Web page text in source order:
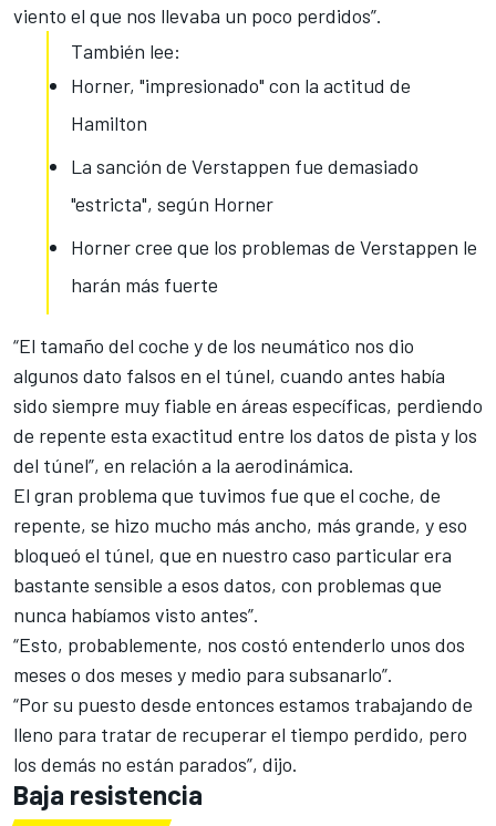
viento el que nos llevaba un poco perdidos”.
También lee:
Horner, "impresionado" con la actitud de
Hamilton
La sanción de Verstappen fue demasiado
"estricta", según Horner
Horner cree que los problemas de Verstappen le
harán más fuerte
“El tamaño del coche y de los neumático nos dio
algunos dato falsos en el túnel, cuando antes había
sido siempre muy fiable en áreas específicas, perdiendo
de repente esta exactitud entre los datos de pista y los
del túnel”, en relación a la aerodinámica.
El gran problema que tuvimos fue que el coche, de
repente, se hizo mucho más ancho, más grande, y eso
bloqueó el túnel, que en nuestro caso particular era
bastante sensible a esos datos, con problemas que
nunca habíamos visto antes”.
“Esto, probablemente, nos costó entenderlo unos dos
meses o dos meses y medio para subsanarlo”.
“Por su puesto desde entonces estamos trabajando de
lleno para tratar de recuperar el tiempo perdido, pero
los demás no están parados”, dijo.
Baja resistencia